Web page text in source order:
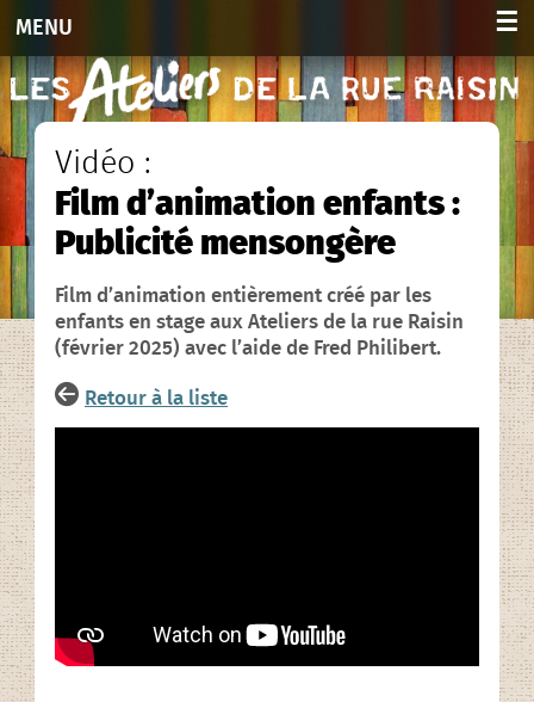
MENU ☰
Accueil
Activités
Adultes 2026-2027
Enfants et ados 2026-2027
Planning hebdo. 2026-2027
Agenda
Infos et contacts
L’association
Rencontres contées
En images…
Vidéo :
Film d’animation enfants :
Publicité mensongère
Film d’animation entièrement créé par les
enfants en stage aux Ateliers de la rue Raisin
(février 2025) avec l’aide de Fred Philibert.
Retour à la liste